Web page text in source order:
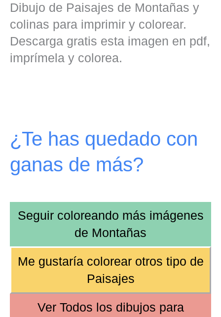
Dibujo de Paisajes de Montañas y
colinas para imprimir y colorear.
Descarga gratis esta imagen en pdf,
imprímela y colorea.
¿Te has quedado con
ganas de más?
Seguir coloreando más imágenes
de Montañas
Me gustaría colorear otros tipo de
Paisajes
Ver Todos los dibujos para